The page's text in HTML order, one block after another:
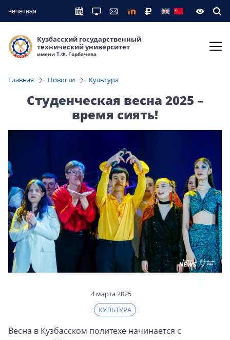
нечётная
Кузбасский государственный
технический университет
имени Т.Ф. Горбачева
Главная Новости Культура
Студенческая весна 2025 –
время сиять!
4 марта 2025
КУЛЬТУРА
Весна в Кузбасском политехе начинается с